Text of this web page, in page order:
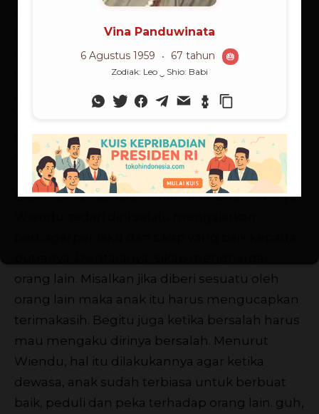
travelling, alhasil 30 negara sudah pernah
dikunjunginya. Selain itu, dari sekian banyak
tempat yang dikunjungi, ia mengaku memiliki
2 tempat favorit yaitu kota Venezia (Italia) dan
memiliki kota terapung di air, sedangkan
Yogyakarta adalah tempat kelahirannya.
Di samping itu, dalam mendidik buah hatinya,
orang lain. Misalkan jika diberi sesuatu oleh
orang lain maka anak itu harus mengucapkan
terimakasih. Begitu juga ketika bersalah harus
mau mengaku dirinya bersalah. Menurut
Wiendu, hal itu dilakukannya agar ketika
dewasa, anak sudah terbiasa untuk berbuat
baik, peduli dan peka terhadap orang lain. guh,